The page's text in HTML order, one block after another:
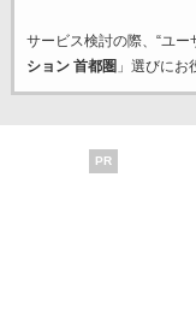
サービス検討の際、“ユー
ション 首都圏 」選びにお
PR